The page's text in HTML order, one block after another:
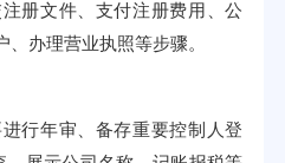
册文件、支付注册费用、公
办理营业执照等步骤。
行年审、备存重要控制人登